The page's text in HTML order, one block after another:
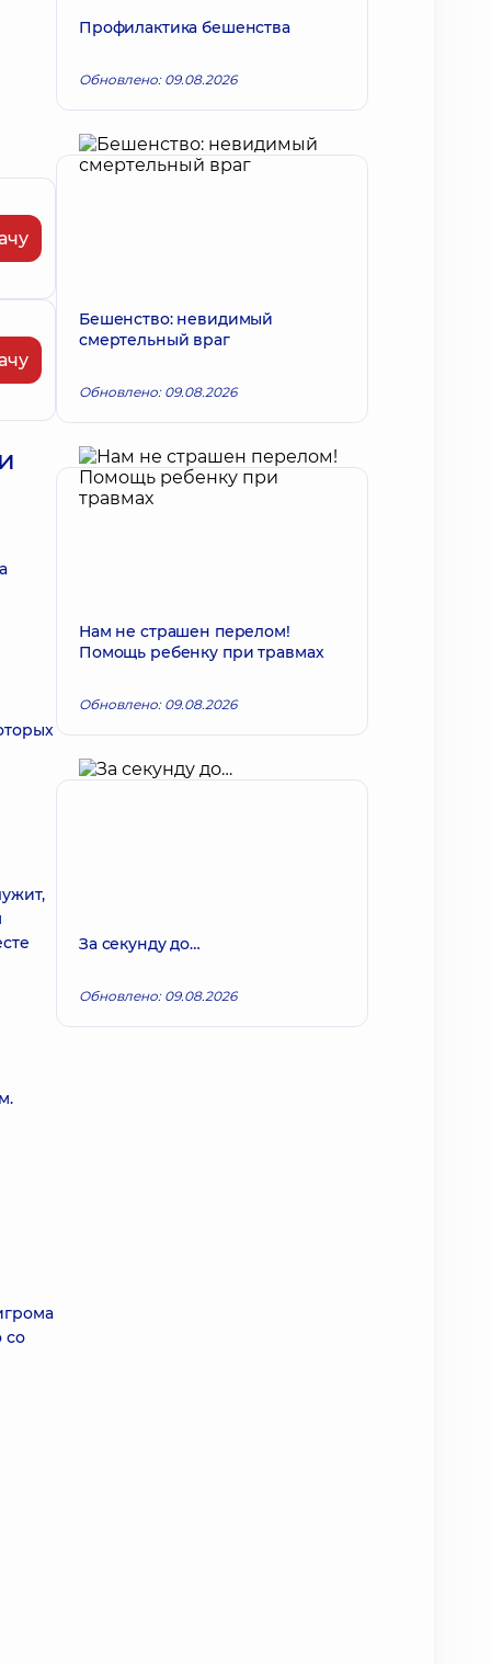
со
Профилактика бешенства
Обновлено: 09.08.2026
Бешенство: невидимый
смертельный враг
Обновлено: 09.08.2026
Нам не страшен перелом!
Помощь ребенку при травмах
Обновлено: 09.08.2026
За секунду до…
Обновлено: 09.08.2026